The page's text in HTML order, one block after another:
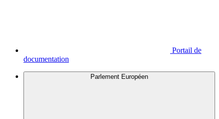
Portail de
documentation
Parlement Européen